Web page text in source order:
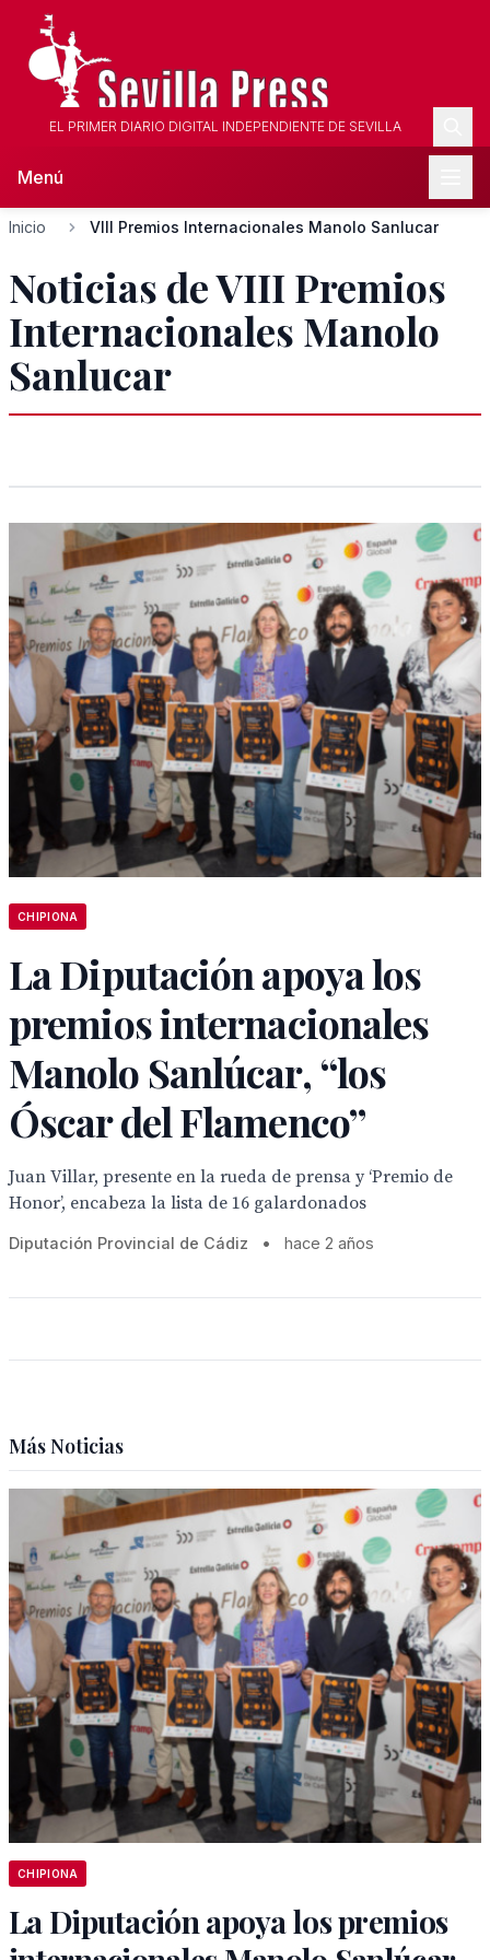
EL PRIMER DIARIO DIGITAL INDEPENDIENTE DE SEVILLA
Menú
Inicio VIII Premios Internacionales Manolo Sanlucar
Noticias de VIII Premios
Internacionales Manolo
Sanlucar
CHIPIONA
La Diputación apoya los
premios internacionales
Manolo Sanlúcar, “los
Óscar del Flamenco”
Juan Villar, presente en la rueda de prensa y ‘Premio de
Honor’, encabeza la lista de 16 galardonados
Diputación Provincial de Cádiz • hace 2 años
Más Noticias
CHIPIONA
La Diputación apoya los premios